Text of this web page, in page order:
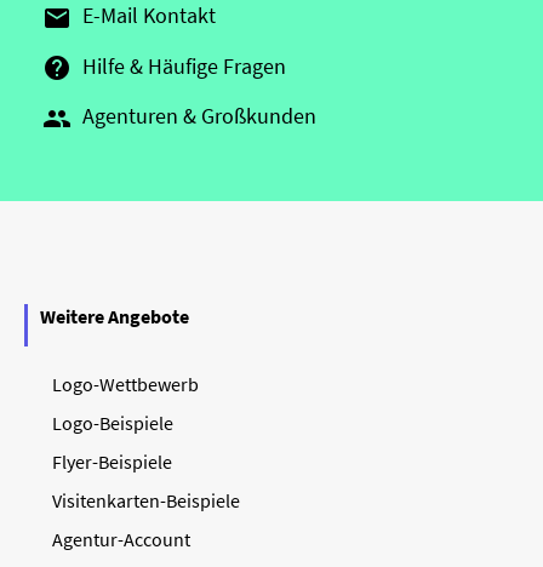
 E-Mail Kontakt
 Hilfe & Häufige Fragen
 Agenturen & Großkunden
Weitere Angebote
Logo-Wettbewerb
Logo-Beispiele
Flyer-Beispiele
Visitenkarten-Beispiele
Agentur-Account